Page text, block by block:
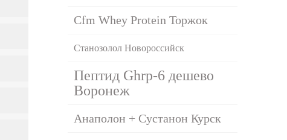
Cfm Whey Protein Торжок
Станозолол Новороссийск
Пептид Ghrp-6 дешево
Воронеж
Анаполон + Сустанон Курск